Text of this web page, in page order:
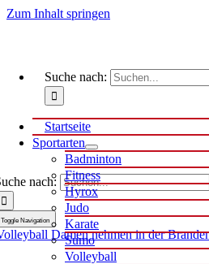
Zum Inhalt springen
nach:
Toggle Navigation
Startseite
Sportarten
Badminton
Fitness
Hyrox
Judo
Karate
Sumo
Volleyball
Suche nach:
Damen nehmen in der